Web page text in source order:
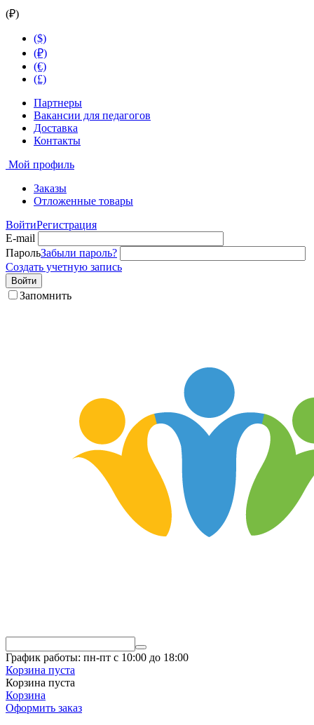
(₽)
($)
(₽)
(€)
(£)
Партнеры
Вакансии для педагогов
Доставка
Контакты
Мой профиль
Заказы
Отложенные товары
ВойтиРегистрация
E-mail
ПарольЗабыли пароль?
Создать учетную запись
Войти
Запомнить
График работы: пн-пт с 10:00 до 18:00
Корзина пуста
Корзина пуста
Корзина
Оформить заказ